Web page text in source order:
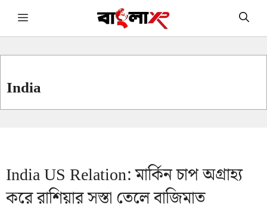
Skip Menu
India
India US Relation: মার্কিন চাপ অগ্রাহ্য
করে রাশিয়ার সস্তা তেলে বাজিমাত